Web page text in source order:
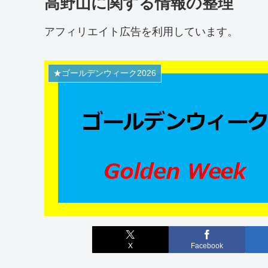
アフィリエイト広告を利用しています。
★ゴールデンウィーク2026
X Facebook